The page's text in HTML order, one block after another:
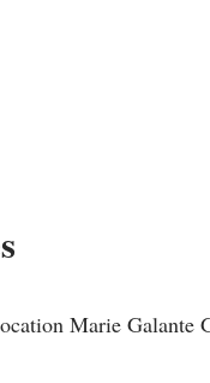
Marie Galante